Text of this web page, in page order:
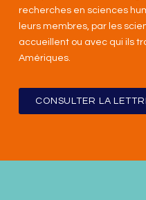
recherches en sciences
leurs membres, par les
accueillent ou avec qui ils
Amériques.
CONSULTER LA